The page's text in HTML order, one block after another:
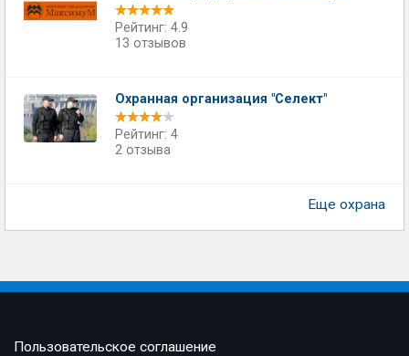
Рейтинг: 4.9
13 отзывов
Охранная организация "Селект"
Рейтинг: 4
2 отзыва
Еще охрана
Пользовательское соглашение